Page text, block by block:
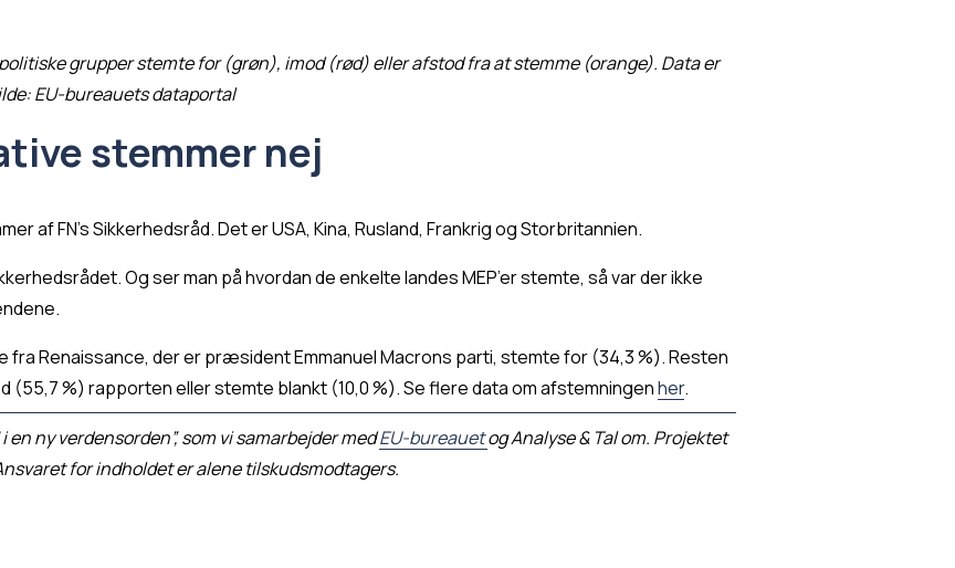
grupper stemte for (grøn), imod (rød) eller afstod fra at stemme (orange). Data er
EU-bureauets dataportal
stemmer nej
af FN’s Sikkerhedsråd. Det er USA, Kina, Rusland, Frankrig og Storbritannien.
Og ser man på hvordan de enkelte landes MEP’er stemte, så var der ikke
fra Renaissance, der er præsident Emmanuel Macrons parti, stemte for (34,3 %). Resten
(55,7 %) rapporten eller stemte blankt (10,0 %). Se flere data om afstemningen her.
en ny verdensorden”, som vi samarbejder med EU-bureauetog Analyse & Tal om. Projektet
for indholdet er alene tilskudsmodtagers.